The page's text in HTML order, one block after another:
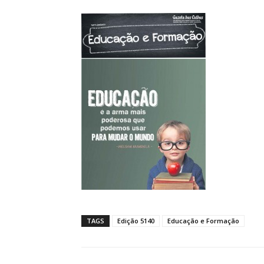
TAGS Edição 5140 Educação e Formação